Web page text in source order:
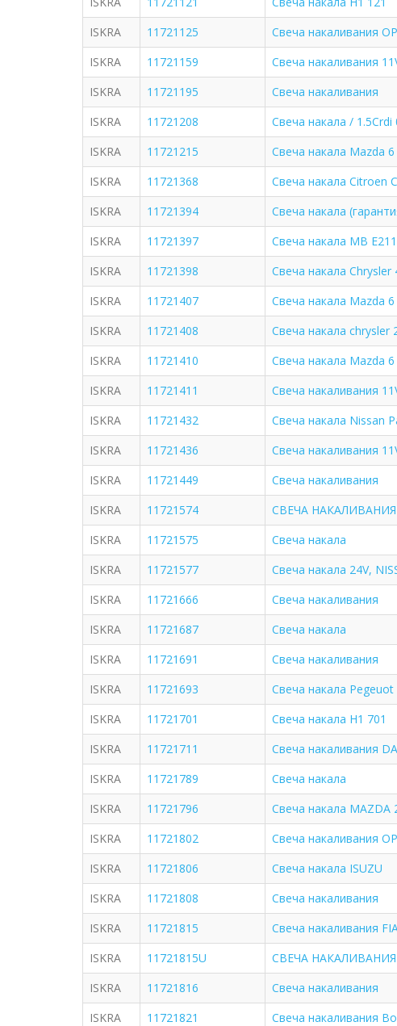
ISKRA
11721125
Свеча накаливания
ISKRA
11721159
Свеча накаливания
ISKRA
11721195
Свеча накаливания
ISKRA
11721208
Свеча накала / 1.5Crdi
ISKRA
11721215
Свеча накала Mazda
ISKRA
11721368
Свеча накала Citroen
ISKRA
11721394
Свеча накала
ISKRA
11721397
Свеча накала MB
ISKRA
11721398
Свеча накала Chrysler
ISKRA
11721407
Свеча накала Mazda 6
ISKRA
11721408
Свеча накала chrysler
ISKRA
11721410
Свеча накала Mazda 6
ISKRA
11721411
Свеча накаливания
ISKRA
11721432
Свеча накала Nissan
ISKRA
11721436
Свеча накаливания
ISKRA
11721449
Свеча накаливания
ISKRA
11721574
СВЕЧА НАКАЛИВАНИЯ
ISKRA
11721575
Свеча накала
ISKRA
11721577
Свеча накала 24V,
ISKRA
11721666
Свеча накаливания
ISKRA
11721687
Свеча накала
ISKRA
11721691
Свеча накаливания
ISKRA
11721693
Свеча накала
ISKRA
11721701
Свеча накала H1 701
ISKRA
11721711
Свеча накаливания
ISKRA
11721789
Свеча накала
ISKRA
11721796
Свеча накала MAZDA
ISKRA
11721802
Свеча накаливания
ISKRA
11721806
Свеча накала ISUZU
ISKRA
11721808
Свеча накаливания
ISKRA
11721815
Свеча накаливания
ISKRA
11721815U
СВЕЧА НАКАЛИВАНИЯ
ISKRA
11721816
Свеча накаливания
ISKRA
11721821 Свеча накаливания